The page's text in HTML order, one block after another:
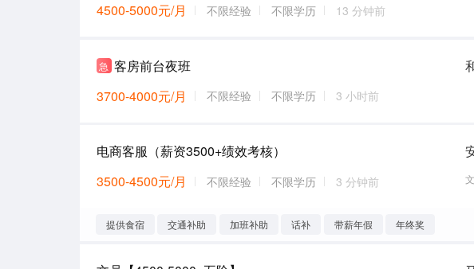
4500-5000元/月
不限经验 不限学历 13 分钟前
急 客房前台夜班
3700-4000元/月
不限经验 不限学历 3 小时前
电商客服（薪资3500+绩效考核）
3500-4500元/月
不限经验 不限学历 3 分钟前
提供食宿 交通补助 加班补助 话补 带薪年假 年终奖